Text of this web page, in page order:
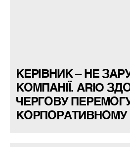
КЕРІВНИК – НЕ
КОМПАНІЇ. ARIO
ЧЕРГОВУ
КОРПОРАТИВНОМУ